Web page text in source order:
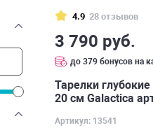
4.9 28 отзывов
3 790 руб.
до 379 бонусов на
Тарелки
20 см Galactica
Артикул: 13541